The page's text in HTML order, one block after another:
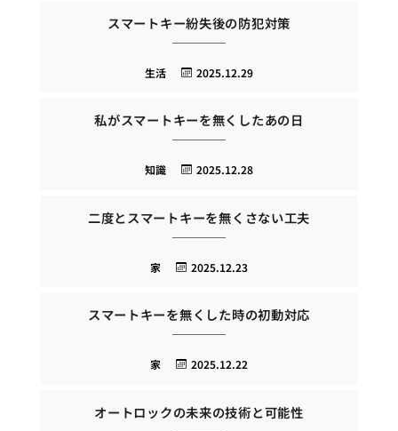
スマートキー紛失後の防犯対策
2025.12.29
生活
私がスマートキーを無くしたあの日
2025.12.28
知識
二度とスマートキーを無くさない工夫
2025.12.23
家
スマートキーを無くした時の初動対応
2025.12.22
家
オートロックの未来の技術と可能性